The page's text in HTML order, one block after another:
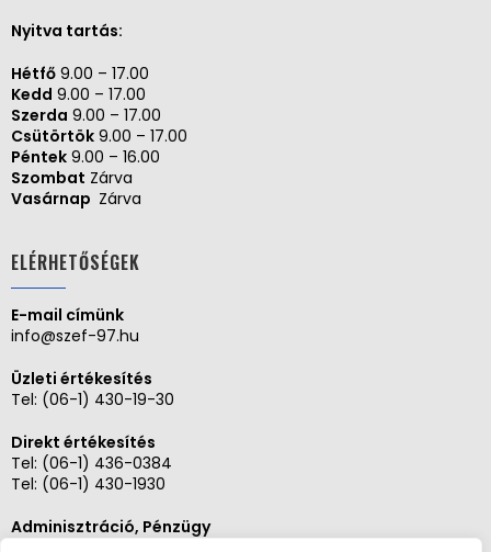
Nyitva tartás:
Hétfő 9.00 – 17.00
Kedd 9.00 – 17.00
Szerda 9.00 – 17.00
Csütörtök 9.00 – 17.00
Péntek 9.00 – 16.00
Szombat Zárva
Vasárnap Zárva
ELÉRHETŐSÉGEK
E-mail címünk
info@szef-97.hu
Üzleti értékesítés
Tel: (06-1) 430-19-30
Direkt értékesítés
Tel: (06-1) 436-0384
Tel: (06-1) 430-1930
Adminisztráció, Pénzügy